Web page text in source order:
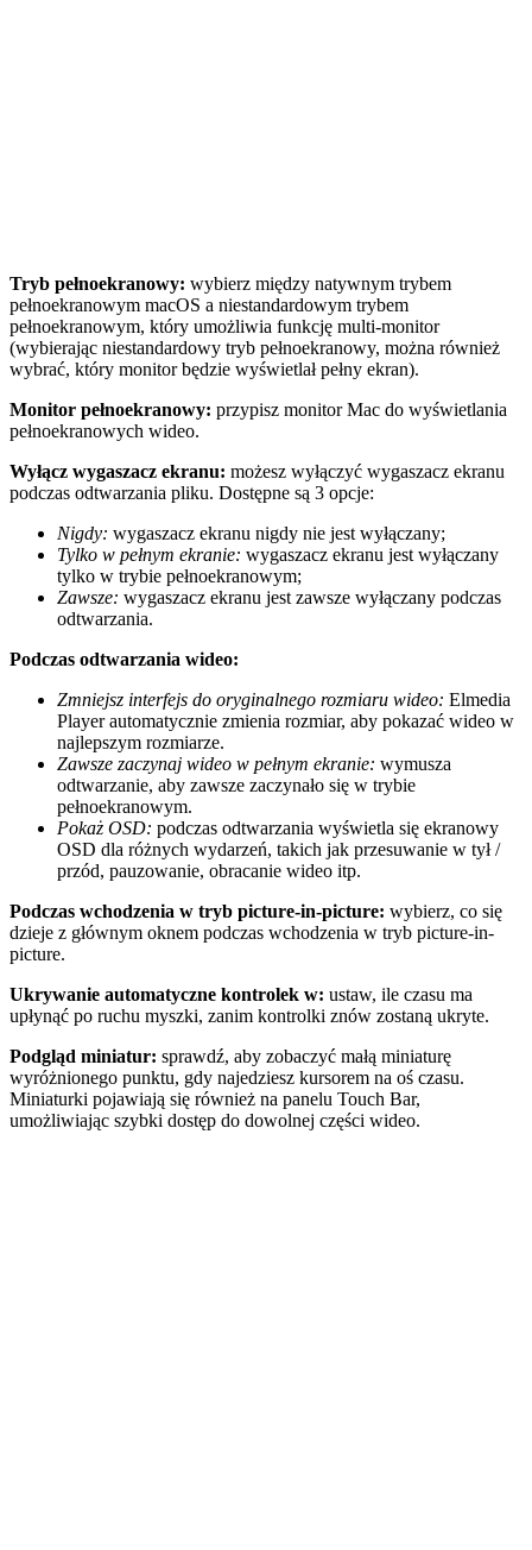
Tryb pełnoekranowy: wybierz między natywnym trybem
pełnoekranowym macOS a niestandardowym trybem
pełnoekranowym, który umożliwia funkcję multi-monitor
(wybierając niestandardowy tryb pełnoekranowy, można również
wybrać, który monitor będzie wyświetlał pełny ekran).
Monitor pełnoekranowy: przypisz monitor Mac do wyświetlania
pełnoekranowych wideo.
Wyłącz wygaszacz ekranu: możesz wyłączyć wygaszacz ekranu
podczas odtwarzania pliku. Dostępne są 3 opcje:
Nigdy: wygaszacz ekranu nigdy nie jest wyłączany;
Tylko w pełnym ekranie: wygaszacz ekranu jest wyłączany
tylko w trybie pełnoekranowym;
Zawsze: wygaszacz ekranu jest zawsze wyłączany podczas
odtwarzania.
Podczas odtwarzania wideo:
Zmniejsz interfejs do oryginalnego rozmiaru wideo: Elmedia
Player automatycznie zmienia rozmiar, aby pokazać wideo w
najlepszym rozmiarze.
Zawsze zaczynaj wideo w pełnym ekranie: wymusza
odtwarzanie, aby zawsze zaczynało się w trybie
pełnoekranowym.
Pokaż OSD: podczas odtwarzania wyświetla się ekranowy
OSD dla różnych wydarzeń, takich jak przesuwanie w tył /
przód, pauzowanie, obracanie wideo itp.
Podczas wchodzenia w tryb picture-in-picture: wybierz, co się
dzieje z głównym oknem podczas wchodzenia w tryb picture-in-
picture.
Ukrywanie automatyczne kontrolek w: ustaw, ile czasu ma
upłynąć po ruchu myszki, zanim kontrolki znów zostaną ukryte.
Podgląd miniatur: sprawdź, aby zobaczyć małą miniaturę
wyróżnionego punktu, gdy najedziesz kursorem na oś czasu.
Miniaturki pojawiają się również na panelu Touch Bar,
umożliwiając szybki dostęp do dowolnej części wideo.